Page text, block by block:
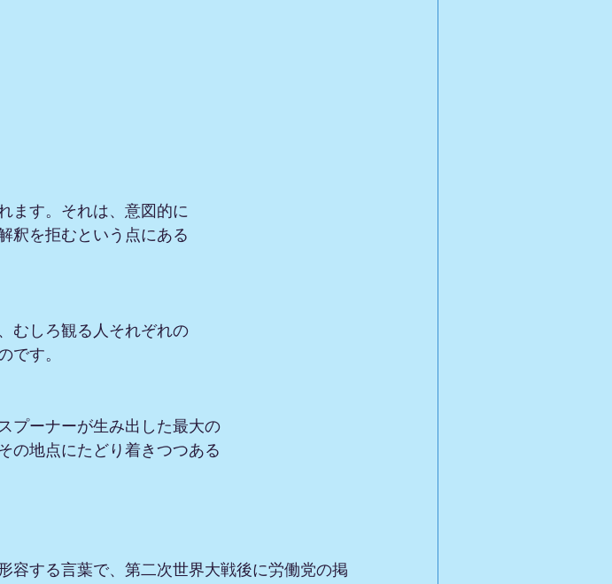
ます。それは、意図的に
釈を拒むという点にある
むしろ観る人それぞれの
です。
プーナーが生み出した最大の
の地点にたどり着きつつある
容する言葉で、第二次世界大戦後に労働党の掲